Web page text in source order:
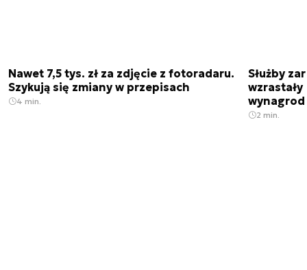
Nawet 7,5 tys. zł za zdjęcie z fotoradaru.
Szykują się zmiany w przepisach
4 min.
Służby
2 min.